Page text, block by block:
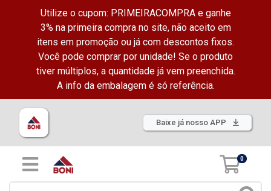
Utilize o cupom: PRIMEIRACOMPRA e ganhe
3% na primeira compra no site, não aceito em
itens em promoção ou já com descontos fixos.
Você pode comprar por unidade! Se o produto
tiver múltiplos, a quantidade já vem preenchida.
A info da embalagem é só referência.
Baixe já nosso APP
0